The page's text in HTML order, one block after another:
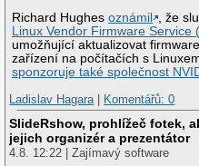
Richard Hughesoznámil
, že
Linux Vendor Firmware Service
umožňující aktualizovat firmware
zařízení na počítačích s
sponzoruje také společnost
Ladislav Hagara| Komentářů: 0
SlideRshow, prohlížeč fotek,
jejich organizér a prezentátor
4.8. 12:22 | Zajímavý software